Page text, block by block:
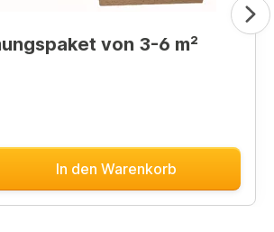
von 3-6 m²
In den Warenkorb